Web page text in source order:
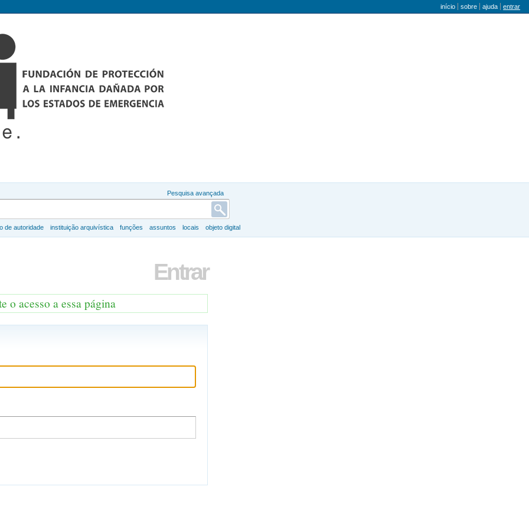
menu do utilizador
início sobre ajuda entrar
Pesquisa avançada
de autoridade instituição arquivística funções assuntos locais objeto digital
Entrar
o acesso a essa página